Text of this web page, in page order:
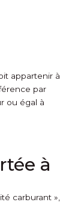
appartenir à
par
ou égal à
à
carburant »,